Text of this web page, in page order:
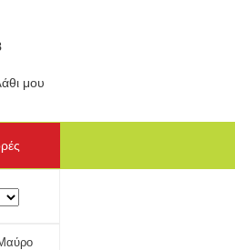
μου
Μαύρο